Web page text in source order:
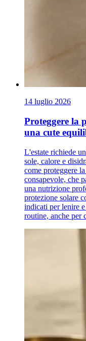
14 luglio 2026
Proteggere la
una cute
L'estate richiede
sole, calore e
come proteggere
consapevole, che
una nutrizione
protezione solare
indicati per lenire
routine, anche per